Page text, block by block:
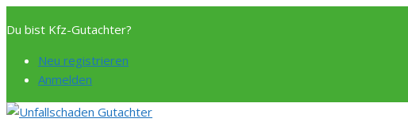
Inhalt
springen
Du bist Kfz-Gutachter?
Neu registrieren
Anmelden